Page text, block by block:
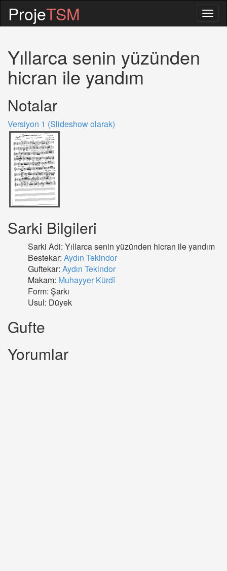
ProjeTSM
Yıllarca senin yüzünden
hicran ile yandım
Notalar
Versiyon 1 (Slideshow olarak)
Sarki Bilgileri
Sarki Adi: Yıllarca senin yüzünden hicran ile yandım
Bestekar: Aydın Tekindor
Guftekar: Aydın Tekindor
Makam: Muhayyer Kürdî
Form: Şarkı
Usul: Düyek
Gufte
Yorumlar